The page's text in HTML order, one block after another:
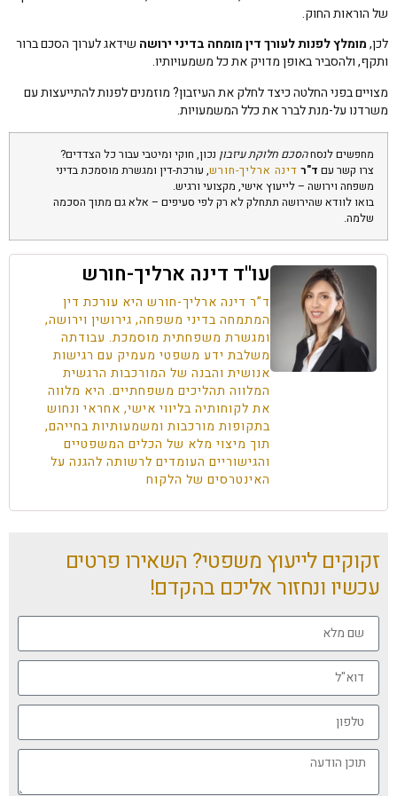
של הוראות החוק.
לכן,מומלץ לפנות לעורך דין מומחה בדיני ירושהשידאג לערוך הסכם ברור
ותקף, ולהסביר באופן מדויק את כל משמעויותיו.
מצויים בפני החלטה כיצד לחלק את העיזבון? מוזמנים לפנות להתייעצות עם
משרדנו על-מנת לברר את כלל המשמעויות.
מחפשים לנסחהסכם חלוקת עיזבוןנכון, חוקי ומיטבי עבור כל הצדדים?
צרו קשר עםד"רדינה ארליך-חורש, עורכת-דין ומגשרת מוסמכת בדיני
משפחה וירושה – לייעוץ אישי, מקצועי ורגיש.
בואו לוודא שהירושה תתחלק לא רק לפי סעיפים – אלא גם מתוך הסכמה
שלמה.
עו''ד דינה ארליך-חורש
ד”ר דינה ארליך-חורש היא עורכת דין
המתמחה בדיני משפחה, גירושין וירושה,
ומגשרת משפחתית מוסמכת. עבודתה
משלבת ידע משפטי מעמיק עם רגישות
אנושית והבנה של המורכבות הרגשית
המלווה תהליכים משפחתיים. היא מלווה
את לקוחותיה בליווי אישי, אחראי ונחוש
בתקופות מורכבות ומשמעותיות בחייהם,
תוך מיצוי מלא של הכלים המשפטיים
והגישוריים העומדים לרשותה להגנה על
האינטרסים של הלקוח
זקוקים לייעוץ משפטי? השאירו פרטים
עכשיו ונחזור אליכם בהקדם!